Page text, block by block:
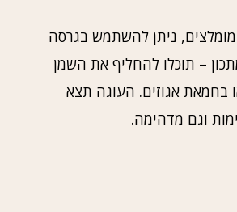
ניתן להשתמש בגרסה
– תוכלו להחליף את השמן
בחמאת אגוזים. העוגה תצא
וגם מדהימה.